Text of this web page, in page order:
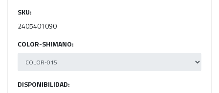
SKU:
2405401090
COLOR-SHIMANO:
DISPONIBILIDAD: